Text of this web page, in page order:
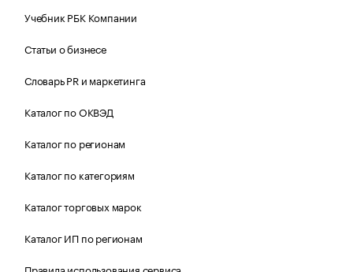
Учебник РБК Компании
Статьи о бизнесе
Словарь PR и маркетинга
Каталог по ОКВЭД
Каталог по регионам
Каталог по категориям
Каталог торговых марок
Каталог ИП по регионам
Правила использования сервиса